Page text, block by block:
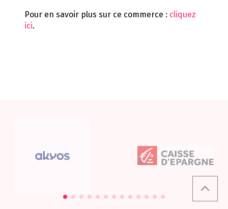
Pour en savoir plus sur ce commerce : cliquez
ici.